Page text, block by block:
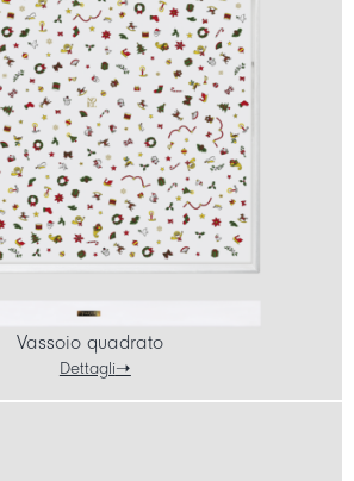
Vassoio quadrato
Dettagli